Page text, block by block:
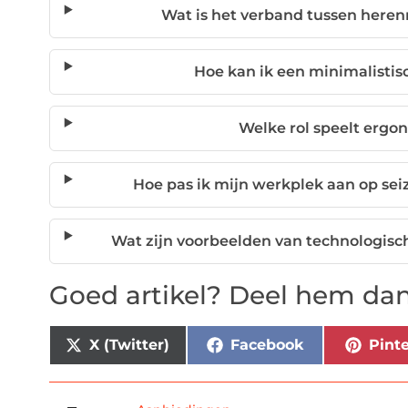
Wat is het verband tussen
Hoe kan ik een
Welke rol speelt
Hoe pas ik mijn werkplek aan op
Wat zijn voorbeelden van
Goed artikel? Deel hem
X (Twitter) Facebook